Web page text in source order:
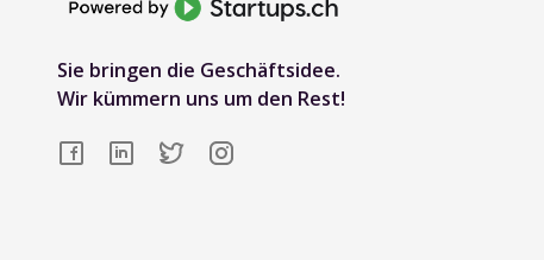
Sie bringen die Geschäftsidee.
Wir kümmern uns um den Rest!